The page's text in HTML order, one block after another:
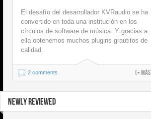
El desafío del desarrollador KVRaudio se ha
convertido en toda una institución en los
círculos de software de música. Y gracias a
ella obtenemos muchos plugins grautitos de
calidad.
2 comments (+ más
NEWLY REVIEWED